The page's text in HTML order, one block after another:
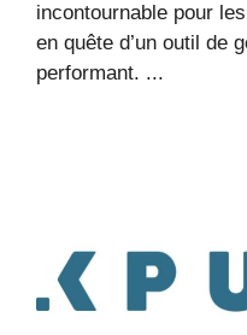
incontournable pour
en quête d’un outil de
performant. ...